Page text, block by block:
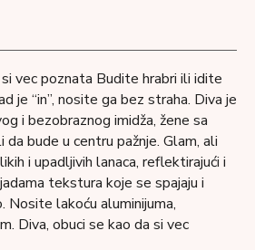
vec poznata Budite hrabri ili idite
je “in”, nosite ga bez straha. Diva je
i bezobraznog imidža, žene sa
bude u centru pažnje. Glam, ali
i upadljivih lanaca, reflektirajući i
tekstura koje se spajaju i
Nosite lakoću aluminijuma,
Diva, obuci se kao da si vec